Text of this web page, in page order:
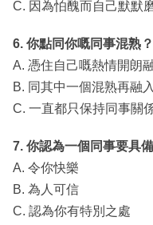
C. 因為怕醜而自己默默
6. 你點同你嘅同事混熟？
A. 憑住自己嘅熱情開朗
B. 同其中一個混熟再融
C. 一直都只保持同事關
7. 你認為一個同事要具
A. 令你快樂
B. 為人可信
C. 認為你有特別之處